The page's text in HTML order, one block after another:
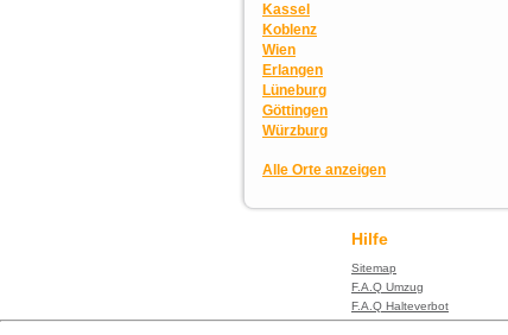
Kassel
Koblenz
Wien
Erlangen
Lüneburg
Göttingen
Würzburg
Alle Orte anzeigen
Hilfe
Sitemap
F.A.Q Umzug
F.A.Q Halteverbot